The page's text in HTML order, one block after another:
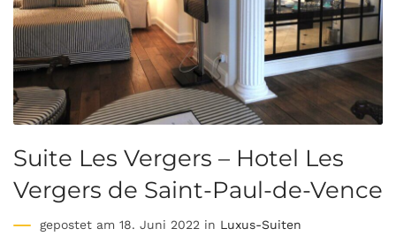
Suite Les Vergers – Hotel Les
Vergers de Saint-Paul-de-Vence
gepostet am 18. Juni 2022 in Luxus-Suiten